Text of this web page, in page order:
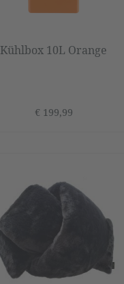
Kühlbox 10L Orange
€ 199,99